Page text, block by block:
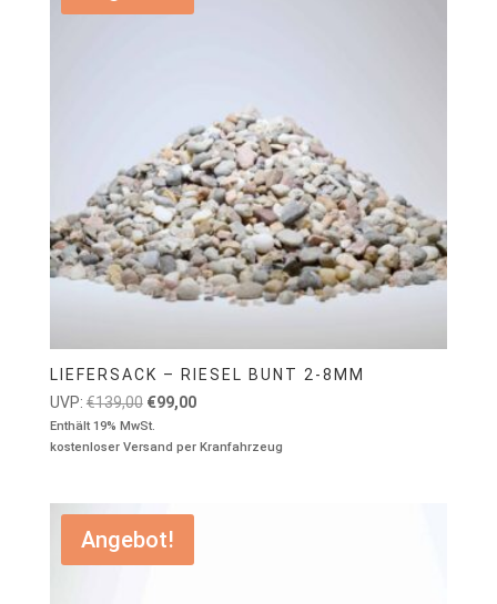
LIEFERSACK – RIESEL BUNT 2-8MM
UVP: €139,00 Ursprünglicher
Preis
war:
€99,00Aktueller
ist:
Enthält 19% MwSt.
kostenloser Versand per Kranfahrzeug
Angebot!